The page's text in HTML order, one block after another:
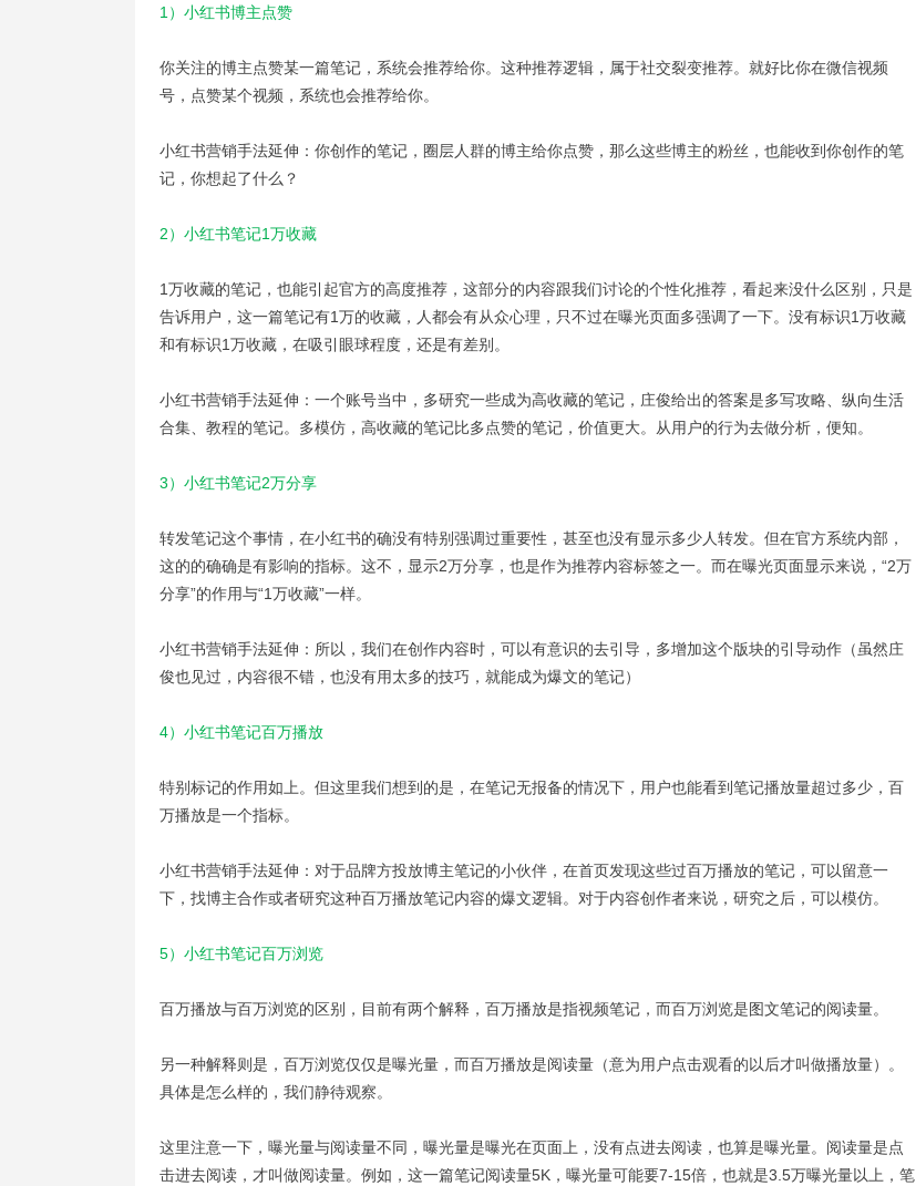
1）小红书博主点赞
你关注的博主点赞某一篇笔记，系统会推荐给你。这种推荐逻辑，属于社交裂变推荐。就好比你在微信视频
号，点赞某个视频，系统也会推荐给你。
小红书营销手法延伸：你创作的笔记，圈层人群的博主给你点赞，那么这些博主的粉丝，也能收到你创作的笔
记，你想起了什么？
2）小红书笔记1万收藏
1万收藏的笔记，也能引起官方的高度推荐，这部分的内容跟我们讨论的个性化推荐，看起来没什么区别，只是
告诉用户，这一篇笔记有1万的收藏，人都会有从众心理，只不过在曝光页面多强调了一下。没有标识1万收藏
和有标识1万收藏，在吸引眼球程度，还是有差别。
小红书营销手法延伸：一个账号当中，多研究一些成为高收藏的笔记，庄俊给出的答案是多写攻略、纵向生活
合集、教程的笔记。多模仿，高收藏的笔记比多点赞的笔记，价值更大。从用户的行为去做分析，便知。
3）小红书笔记2万分享
转发笔记这个事情，在小红书的确没有特别强调过重要性，甚至也没有显示多少人转发。但在官方系统内部，
这的的确确是有影响的指标。这不，显示2万分享，也是作为推荐内容标签之一。而在曝光页面显示来说，“2万
分享”的作用与“1万收藏”一样。
小红书营销手法延伸：所以，我们在创作内容时，可以有意识的去引导，多增加这个版块的引导动作（虽然庄
俊也见过，内容很不错，也没有用太多的技巧，就能成为爆文的笔记）
4）小红书笔记百万播放
特别标记的作用如上。但这里我们想到的是，在笔记无报备的情况下，用户也能看到笔记播放量超过多少，百
万播放是一个指标。
小红书营销手法延伸：对于品牌方投放博主笔记的小伙伴，在首页发现这些过百万播放的笔记，可以留意一
下，找博主合作或者研究这种百万播放笔记内容的爆文逻辑。对于内容创作者来说，研究之后，可以模仿。
5）小红书笔记百万浏览
百万播放与百万浏览的区别，目前有两个解释，百万播放是指视频笔记，而百万浏览是图文笔记的阅读量。
另一种解释则是，百万浏览仅仅是曝光量，而百万播放是阅读量（意为用户点击观看的以后才叫做播放量）。
具体是怎么样的，我们静待观察。
这里注意一下，曝光量与阅读量不同，曝光量是曝光在页面上，没有点进去阅读，也算是曝光量。阅读量是点
击进去阅读，才叫做阅读量。例如，这一篇笔记阅读量5K，曝光量可能要7-15倍，也就是3.5万曝光量以上，笔